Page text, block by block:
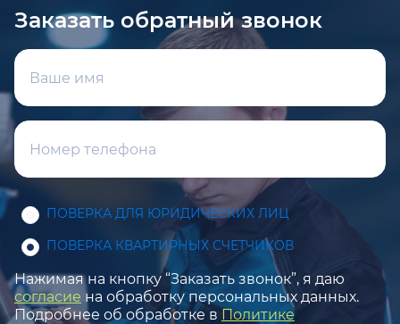
Заказать обратный звонок
ПОВЕРКА ДЛЯ ЮРИДИЧЕСКИХ ЛИЦ
ПОВЕРКА КВАРТИРНЫХ СЧЕТЧИКОВ
Нажимая на кнопку “Заказать звонок”, я даю
согласие на обработку персональных данных.
Подробнее об обработке в Политике